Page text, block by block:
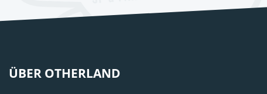
ÜBER OTHERLAND